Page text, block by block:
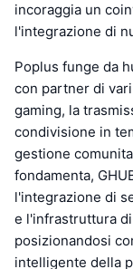
incoraggia un
l'integrazione di
Poplus funge da
con partner di
gaming, la
condivisione in
gestione
fondamenta,
l'integrazione di
e l'infrastruttura
posizionandosi
intelligente della